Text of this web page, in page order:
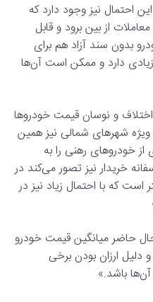
احتمال نیز وجود دارد که
از بین برود و قابل
بدون سند آزاد هم برای
دارد و ممکن است آن‌ها
و نوسان قیمت خودروها
شهرهای شمالی نیز همین
خودروهای رهنی را به
خریدار نیز تصور می‌کند در
که با احتمال زیاد نیز در
حاضر میانگین قیمت خودرو
دلیل ارزان بودن برخی
باشد.»